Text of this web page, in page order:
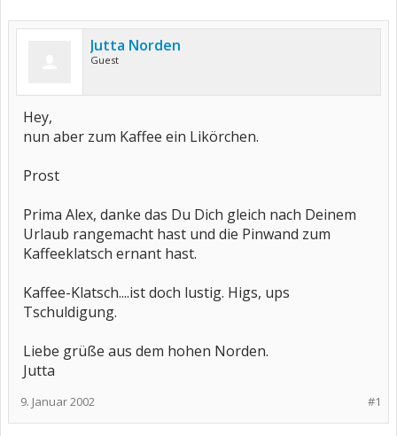
Jutta Norden
Guest
Hey,
nun aber zum Kaffee ein Likörchen.
Prost
Prima Alex, danke das Du Dich gleich nach Deinem
Urlaub rangemacht hast und die Pinwand zum
Kaffeeklatsch ernant hast.
Kaffee-Klatsch....ist doch lustig. Higs, ups
Tschuldigung.
Liebe grüße aus dem hohen Norden.
Jutta
#1
9. Januar 2002